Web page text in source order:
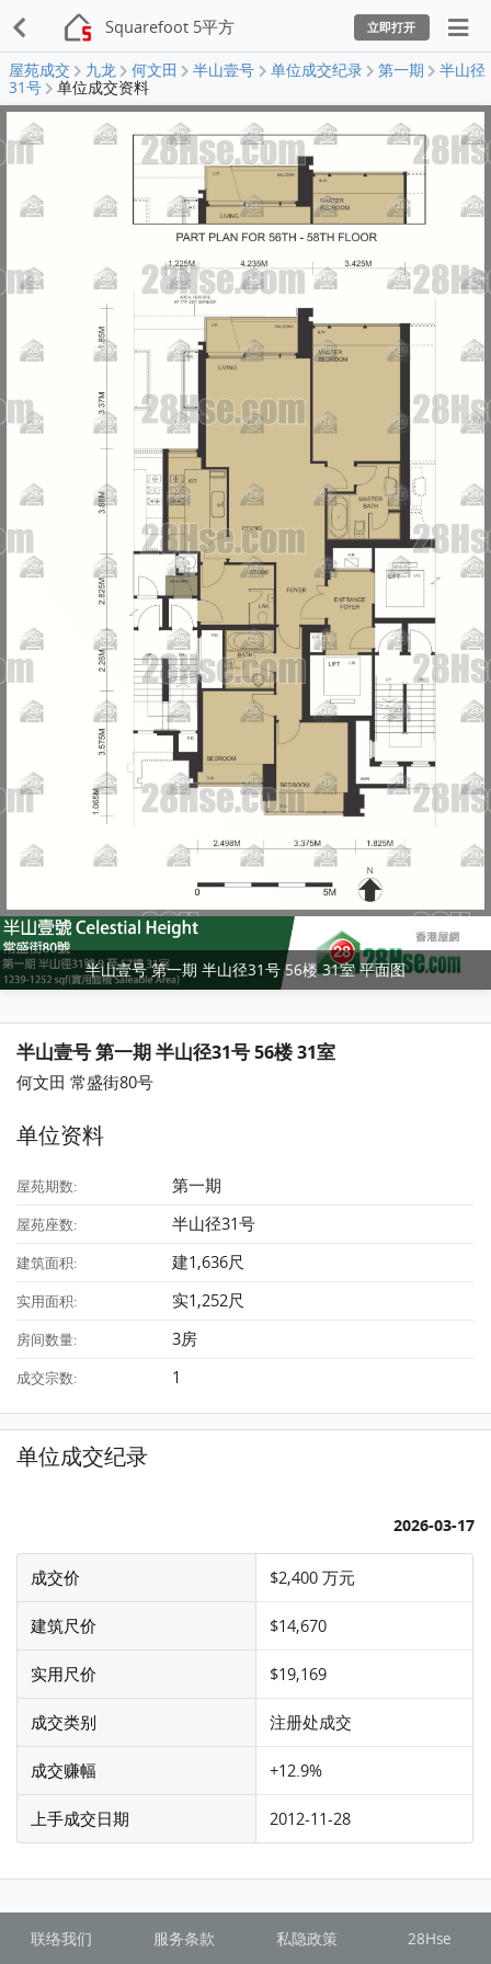
Squarefoot 5平方 立即打开
屋苑成交 九龙 何文田 半山壹号 单位成交纪录 第一期
半山径
31号
单位成交资料
半山壹号 第一期 半山径31号 56楼 31室 平面图
半山壹号 第一期 半山径31号 56楼 31室
何文田 常盛街80号
单位资料
屋苑期数: 第一期
屋苑座数: 半山径31号
建筑面积: 建1,636尺
实用面积: 实1,252尺
房间数量: 3房
成交宗数: 1
单位成交纪录
2026-03-17
成交价 $2,400 万元
建筑尺价 $14,670
实用尺价 $19,169
成交类别 注册处成交
成交赚幅 +12.9%
上手成交日期 2012-11-28
联络我们 服务条款 私隐政策 28Hse